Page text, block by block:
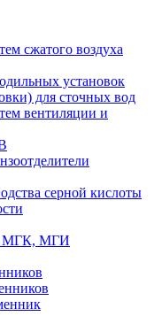
сжатого воздуха
установок
для сточных вод
вентиляции и
серной кислоты
МГК, МГИ